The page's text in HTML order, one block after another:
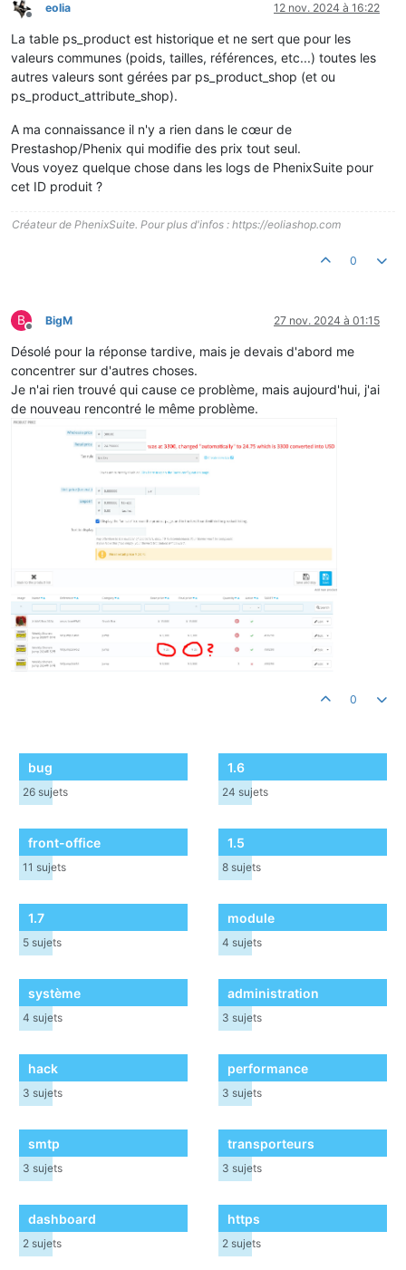
Hors-ligne
eolia 12 nov. 2024 à 16:22
La table ps_product est historique et ne sert que pour les
valeurs communes (poids, tailles, références, etc...) toutes les
autres valeurs sont gérées par ps_product_shop (et ou
ps_product_attribute_shop).
A ma connaissance il n'y a rien dans le cœur de
Prestashop/Phenix qui modifie des prix tout seul.
Vous voyez quelque chose dans les logs de PhenixSuite pour
cet ID produit ?
Créateur de PhenixSuite. Pour plus d'infos : https://eoliashop.com
0
B
Hors-ligne
BigM 27 nov. 2024 à 01:15
Désolé pour la réponse tardive, mais je devais d'abord me
concentrer sur d'autres choses.
Je n'ai rien trouvé qui cause ce problème, mais aujourd'hui, j'ai
de nouveau rencontré le même problème.
0
bug
26 sujets
1.6
24 sujets
front-office
11 sujets
1.5
8 sujets
1.7
5 sujets
module
4 sujets
système
4 sujets
administration
3 sujets
hack
3 sujets
performance
3 sujets
smtp
3 sujets
transporteurs
3 sujets
dashboard
2 sujets
https
2 sujets